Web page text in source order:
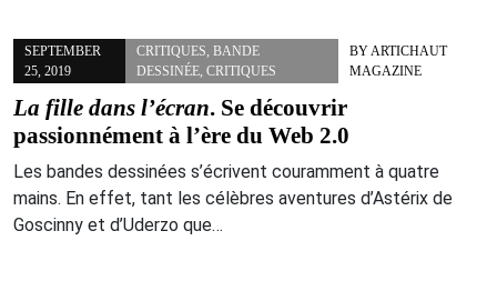
SEPTEMBER
25, 2019
CRITIQUES ,BANDE
DESSINÉE ,CRITIQUES
BY ARTICHAUT
MAGAZINE
La fille dans l’écran. Se découvrir
passionnément à l’ère du Web 2.0
Les bandes dessinées s’écrivent couramment à quatre
mains. En effet, tant les célèbres aventures d’Astérix de
Goscinny et d’Uderzo que…